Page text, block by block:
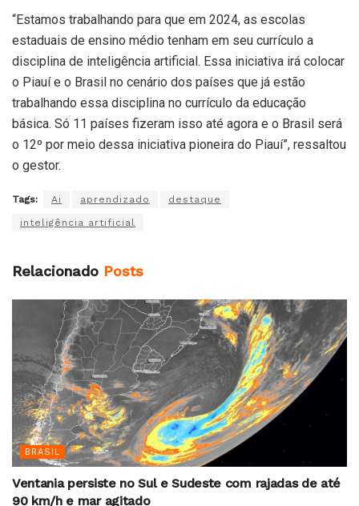
“Estamos trabalhando para que em 2024, as escolas
estaduais de ensino médio tenham em seu currículo a
disciplina de inteligência artificial. Essa iniciativa irá colocar
o Piauí e o Brasil no cenário dos países que já estão
trabalhando essa disciplina no currículo da educação
básica. Só 11 países fizeram isso até agora e o Brasil será
o 12º por meio dessa iniciativa pioneira do Piauí”, ressaltou
o gestor.
Tags: Ai aprendizado destaque
inteligência artificial
Relacionado Posts
BRASIL
Ventania persiste no Sul e Sudeste com rajadas de até
90 km/h e mar agitado